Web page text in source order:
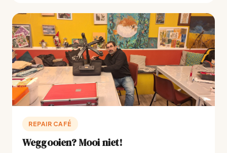
REPAIR CAFÉ
Weggooien? Mooi niet!